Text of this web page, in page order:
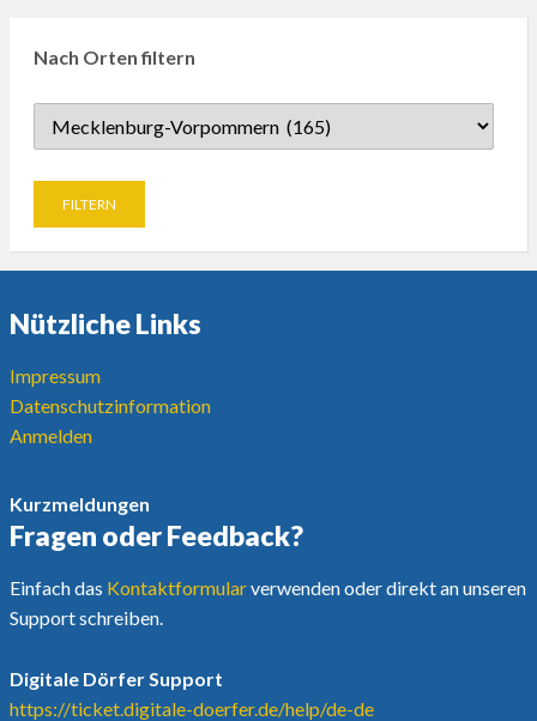
Nach Orten filtern
Nützliche Links
Impressum
Datenschutzinformation
Anmelden
Kurzmeldungen
Fragen oder Feedback?
Einfach das Kontaktformularverwenden oder direkt an unseren
Support schreiben.
Digitale Dörfer Support
https://ticket.digitale-doerfer.de/help/de-de